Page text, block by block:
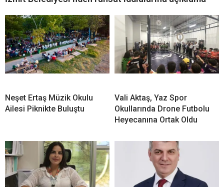
Neşet Ertaş Müzik Okulu
Ailesi Piknikte Buluştu
Vali Aktaş, Yaz Spor
Okullarında Drone Futbolu
Heyecanına Ortak Oldu